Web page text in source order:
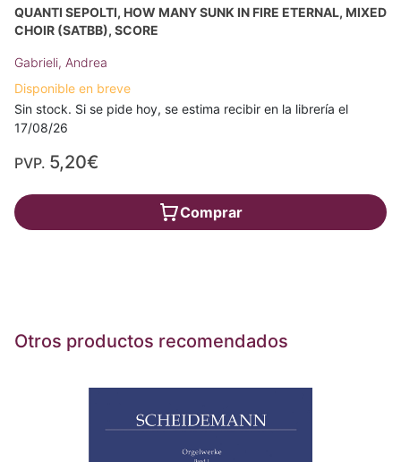
QUANTI SEPOLTI, HOW MANY SUNK IN FIRE ETERNAL, MIXED
CHOIR (SATBB), SCORE
Gabrieli, Andrea
Disponible en breve
Sin stock. Si se pide hoy, se estima recibir en la librería el
17/08/26
PVP. 5,20€
Comprar
Otros productos recomendados